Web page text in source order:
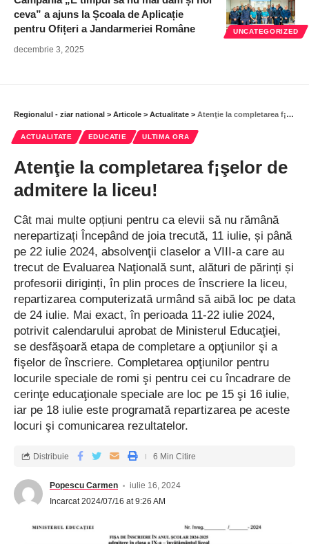
UNCATEGORIZED
ceva” a ajuns la Școala de Aplicație
pentru Ofițeri a Jandarmeriei Române
decembrie 3, 2025
Regionalul - ziar national > Articole > Actualitate > Atenţie la completarea f¡şelor de admitere la liceu!
ACTUALITATE EDUCATIE ULTIMA ORA
Atenţie la completarea f¡şelor de
admitere la liceu!
Cât mai multe opțiuni pentru ca elevii să nu rămână
nerepartizați Începând de joia trecută, 11 iulie, și până
pe 22 iulie 2024, absolvenţii claselor a VIII-a care au
trecut de Evaluarea Naţională sunt, alături de părinți și
profesorii diriginți, în plin proces de înscriere la liceu,
repartizarea computerizată urmând să aibă loc pe data
de 24 iulie. Mai exact, în perioada 11-22 iulie 2024,
potrivit calendarului aprobat de Ministerul Educaţiei,
se desfăşoară etapa de completare a opţiunilor şi a
fişelor de înscriere. Completarea opţiunilor pentru
locurile speciale de romi şi pentru cei cu încadrare de
cerinţe educaţionale speciale are loc pe 15 şi 16 iulie,
iar pe 18 iulie este programată repartizarea pe aceste
locuri şi comunicarea rezultatelor.
Popescu Carmen
iulie 16, 2024
Incarcat 2024/07/16 at 9:26 AM
Distribuie 6 Min Citire